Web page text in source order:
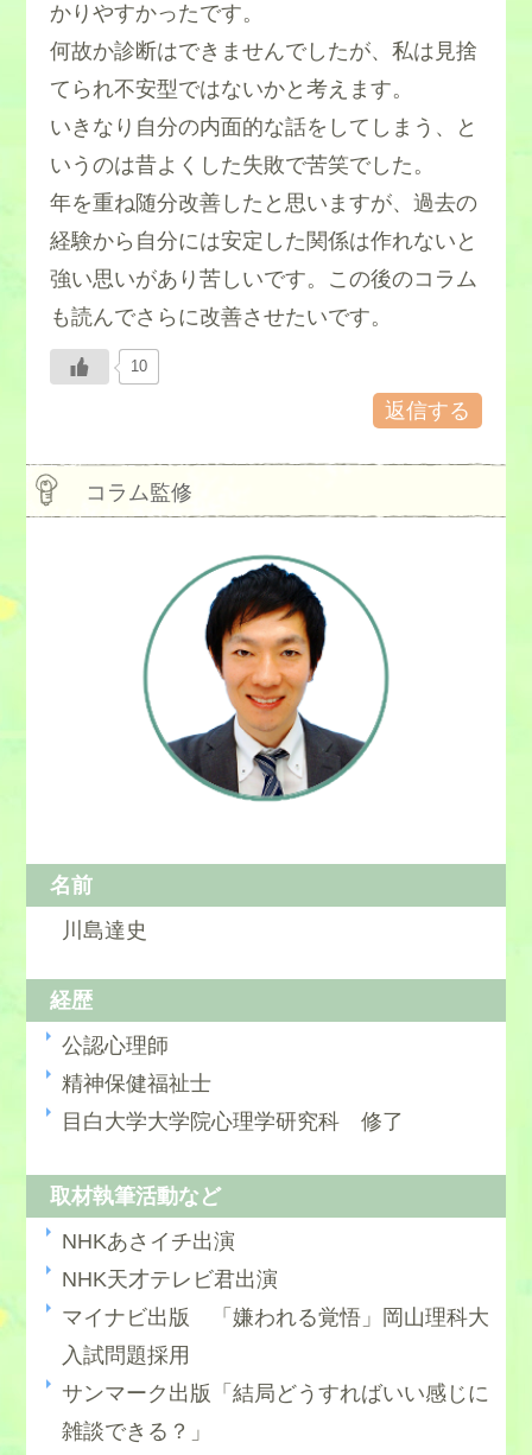
かりやすかったです。
何故か診断はできませんでしたが、私は見捨
てられ不安型ではないかと考えます。
いきなり自分の内面的な話をしてしまう、と
いうのは昔よくした失敗で苦笑でした。
年を重ね随分改善したと思いますが、過去の
経験から自分には安定した関係は作れないと
強い思いがあり苦しいです。この後のコラム
も読んでさらに改善させたいです。
10
返信する
コラム監修
名前
川島達史
経歴
公認心理師
精神保健福祉士
目白大学大学院心理学研究科 修了
取材執筆活動など
NHKあさイチ出演
NHK天才テレビ君出演
マイナビ出版 「嫌われる覚悟」岡山理科大
入試問題採用
サンマーク出版「結局どうすればいい感じに
雑談できる？」